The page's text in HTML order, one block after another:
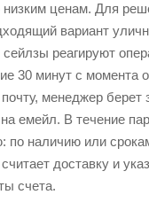
низким ценам. Для
вариант
реагируют
30 минут с момента
менеджер берет
емейл. В течение
по наличию или
доставку и
счета.